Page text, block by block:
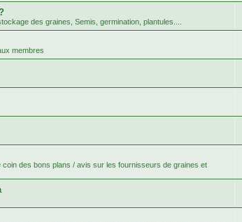
des graines, Semis, germination, plantules....
membres
coin des bons plans / avis sur les fournisseurs de graines et